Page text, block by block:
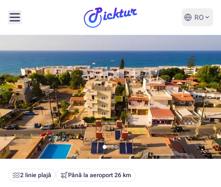
RO
2 linie plajă Până la aeroport 26 km